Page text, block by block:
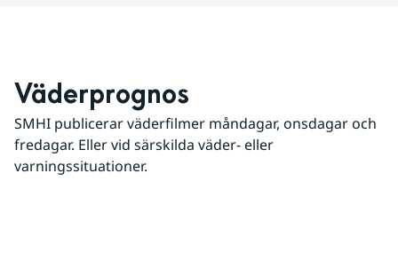
Väderprognos
SMHI publicerar väderfilmer måndagar, onsdagar och
fredagar. Eller vid särskilda väder- eller
varningssituationer.